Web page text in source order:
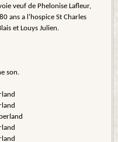
veuf de Phelonise Lafleur,
ans a l'hospice St Charles
et Louys Julien.
son.